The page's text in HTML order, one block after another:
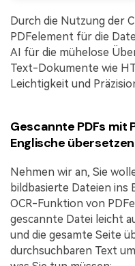
Durch die Nutzung der
PDFelement für die
AI für die mühelose
Text-Dokumente wie
Leichtigkeit und
Gescannte PDFs mit
Englische übersetzen
Nehmen wir an, Sie
bildbasierte Dateien ins
OCR-Funktion von
gescannte Datei leicht
und die gesamte Seite
durchsuchbaren Text